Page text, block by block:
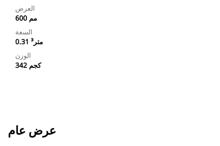
العرض
600 مم
السعة
0.31 متر³
الوزن
342 كجم
عرض عام